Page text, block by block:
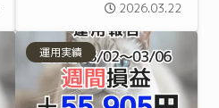
2026.03.22
運用実績